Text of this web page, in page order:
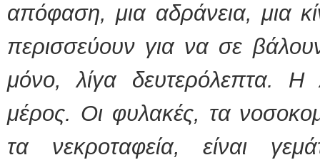
απόφαση, μια αδράνεια, μια
περισσεύουν για να σε
μόνο, λίγα δευτερόλεπτα.
μέρος. Οι φυλακές, τα
τα νεκροταφεία, είναι